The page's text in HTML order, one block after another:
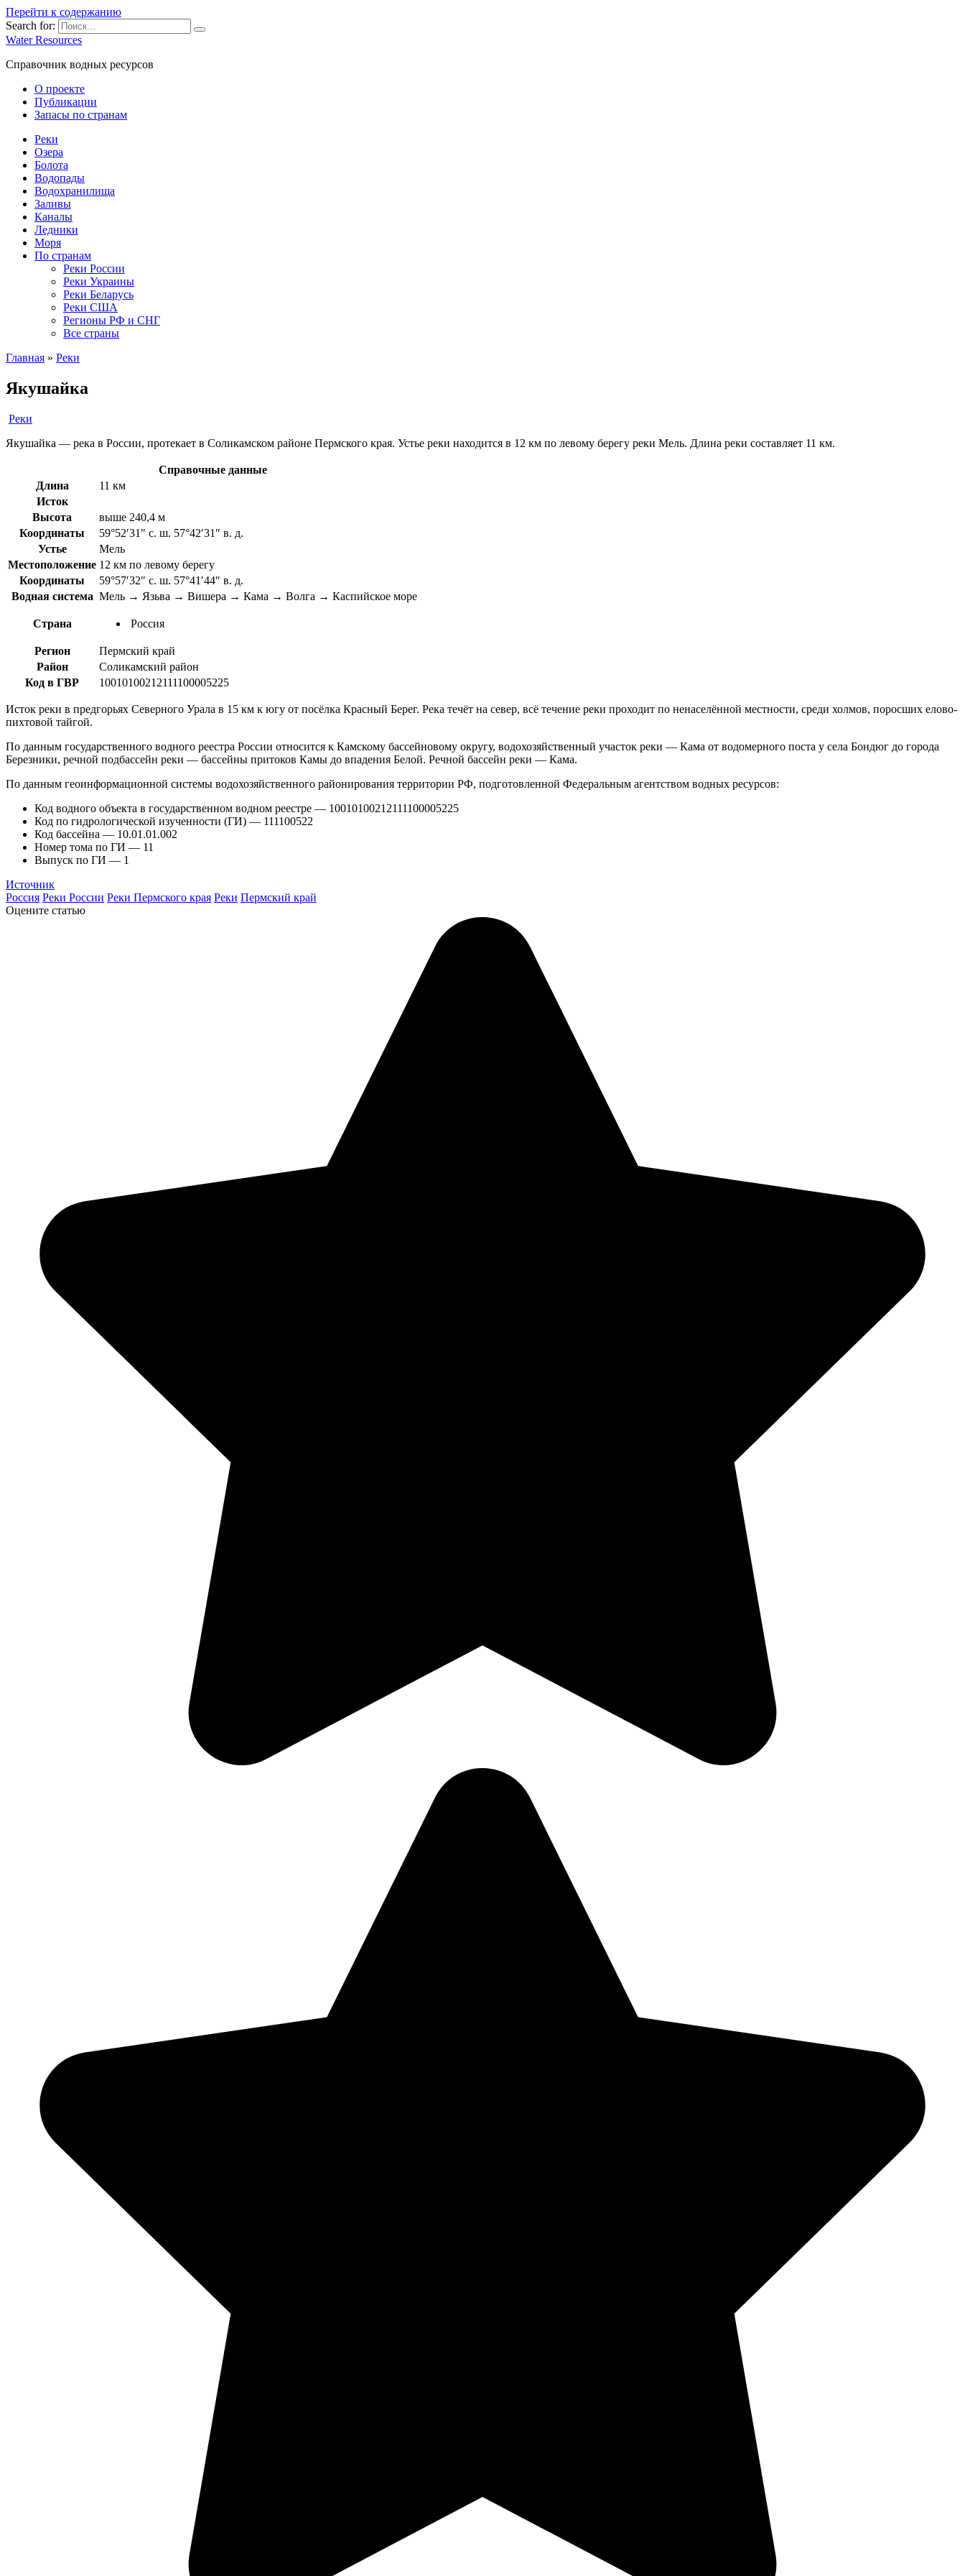
Перейти к содержанию
Search for:
Water Resources
Справочник водных ресурсов
О проекте
Публикации
Запасы по странам
Реки
Озера
Болота
Водопады
Водохранилища
Заливы
Каналы
Ледники
Моря
По странам
Реки России
Реки Украины
Реки Беларусь
Реки США
Регионы РФ и СНГ
Все страны
Главная » Реки
Якушайка
Реки
Якушайка — река в России, протекает в Соликамском районе Пермского края. Устье реки находится в 12 км по левому берегу реки Мель. Длина реки составляет 11 км.
Справочные данные
Длина
11 км
Исток
Высота
выше 240,4 м
Координаты
59°52′31″ с. ш. 57°42′31″ в. д.
Устье
Мель
Местоположение 12 км по левому берегу
Координаты
59°57′32″ с. ш. 57°41′44″ в. д.
Водная система Мель → Язьва → Вишера → Кама → Волга → Каспийское море
Страна Россия
Регион
Пермский край
Район
Соликамский район
Код в ГВР
10010100212111100005225
Исток реки в предгорьях Северного Урала в 15 км к югу от посёлка Красный Берег. Река течёт на север, всё течение реки проходит по ненаселённой местности, среди холмов, поросших елово-
пихтовой тайгой.
По данным государственного водного реестра России относится к Камскому бассейновому округу, водохозяйственный участок реки — Кама от водомерного поста у села Бондюг до города
Березники, речной подбассейн реки — бассейны притоков Камы до впадения Белой. Речной бассейн реки — Кама.
По данным геоинформационной системы водохозяйственного районирования территории РФ, подготовленной Федеральным агентством водных ресурсов:
Код водного объекта в государственном водном реестре — 10010100212111100005225
Код по гидрологической изученности (ГИ) — 111100522
Код бассейна — 10.01.01.002
Номер тома по ГИ — 11
Выпуск по ГИ — 1
Источник
Россия Реки России Реки Пермского края Реки Пермский край
Оцените статью